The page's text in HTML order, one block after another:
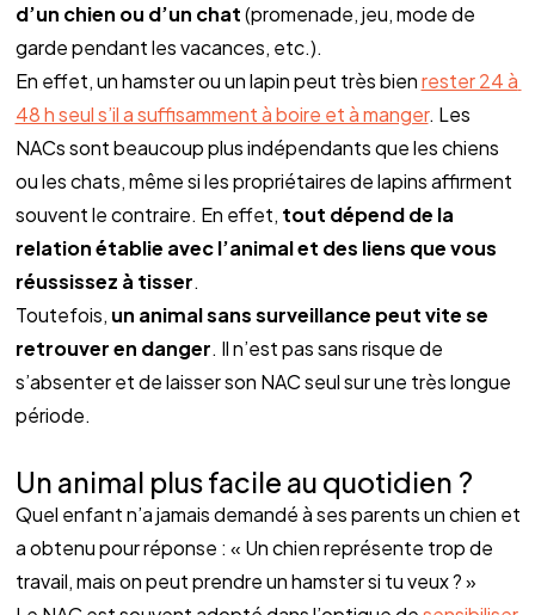
d’un chien ou d’un chat (promenade, jeu, mode de
garde pendant les vacances, etc.).
En effet, un hamster ou un lapin peut très bien rester 24 à
48 h seul s’il a suffisamment à boire et à manger. Les
NACs sont beaucoup plus indépendants que les chiens
ou les chats, même si les propriétaires de lapins affirment
souvent le contraire. En effet, tout dépend de la
relation établie avec l’animal et des liens que vous
réussissez à tisser.
Toutefois, un animal sans surveillance peut vite se
retrouver en danger. Il n’est pas sans risque de
s’absenter et de laisser son NAC seul sur une très longue
période.
Un animal plus facile au quotidien ?
Quel enfant n’a jamais demandé à ses parents un chien et
a obtenu pour réponse : « Un chien représente trop de
travail, mais on peut prendre un hamster si tu veux ? »